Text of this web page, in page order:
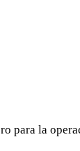
para la